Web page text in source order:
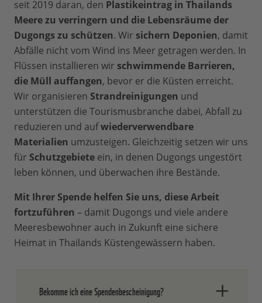
seit 2019 daran, den Plastikeintrag in Thailands
Meere zu verringern und die Lebensräume der
Dugongs zu schützen. Wir sichern Deponien, damit
Abfälle nicht vom Wind ins Meer getragen werden. In
Flüssen installieren wir schwimmende Barrieren,
die Müll auffangen, bevor er die Küsten erreicht.
Wir organisieren Strandreinigungen und
unterstützen die Tourismusbranche dabei, Abfall zu
reduzieren und aufwiederverwendbare
Materialien umzusteigen. Gleichzeitig setzen wir uns
für Schutzgebiete ein, in denen Dugongs ungestört
leben können, und überwachen ihre Bestände.
Mit Ihrer Spende helfen Sie uns, diese Arbeit
fortzuführen – damit Dugongs und viele andere
Meeresbewohner auch in Zukunft eine sichere
Heimat in Thailands Küstengewässern haben.
Bekomme ich eine Spendenbescheinigung?